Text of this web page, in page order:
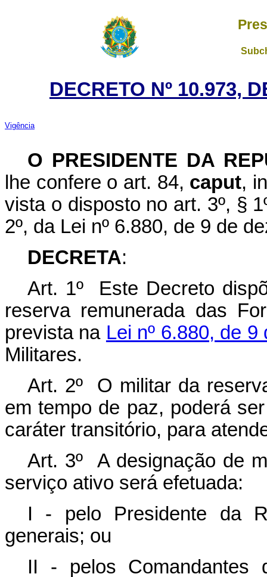
DECRETO Nº 10.973,
Vigência
O PRESIDENTE DA
lhe confere o art. 84, caput,
vista o disposto no art. 3º, §
2º, da Lei nº 6.880, de 9 de
DECRETA:
Art. 1º Este Decreto
reserva remunerada das
prevista na Lei nº 6.880, de
Militares.
Art. 2º O militar da
em tempo de paz, poderá
caráter transitório, para
Art. 3º A designação de
serviço ativo será efetuada:
I - pelo Presidente da
generais; ou
II - pelos Comandantes